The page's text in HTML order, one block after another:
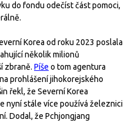
do fondu odečíst část pomoci,
Korea od roku 2023 poslala
několik milionů
zbraně. Píše o tom agentura
prohlášení jihokorejského
řekl, že Severní Korea
nyní stále více používá železnici
Dodal, že Pchjongjang